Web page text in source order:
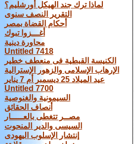
لماذا ترك جند الهيكل أورشليم؟
التقرير النصف سنوى
أحكام القضاة بمصر
أغـــزوا تبوك
محاورة دينية
Untitled 7418
الكنيسة القبطية فى منعطف خطير
الإرهاب الإسلامى والزهور الإسترالية
عيد الميلاد 25 ديسمبر أم 7 يناير
Untitled 7700
السيمونية والغنوصية
أنصاف الحقائق
مصــر تتغطى بالعـــــار
السيسى والدير المنحوت
إنتشار الإسلوب اليهودى